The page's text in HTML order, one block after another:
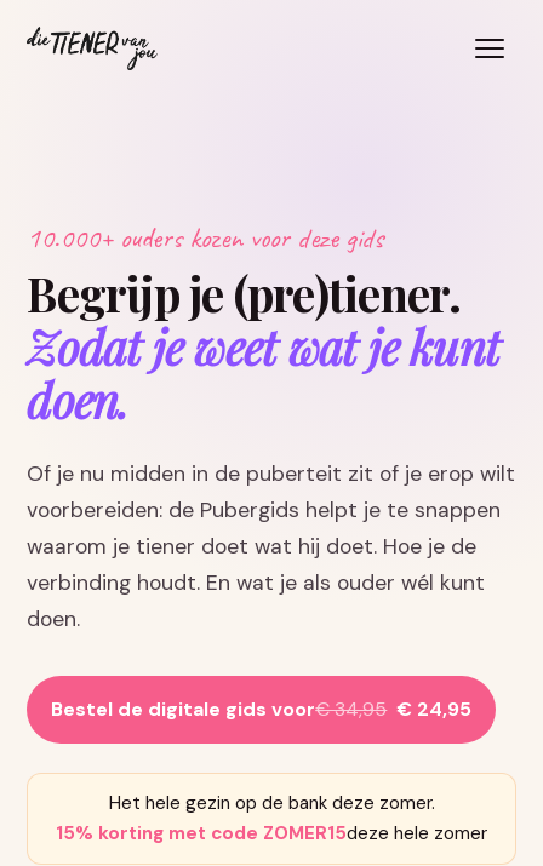
10.000+ ouders kozen voor deze gids
Begrijp je (pre)tiener.
Zodat je weet wat je kunt
doen.
Of je nu midden in de puberteit zit of je erop wilt
voorbereiden: de Pubergids helpt je te snappen
waarom je tiener doet wat hij doet. Hoe je de
verbinding houdt. En wat je als ouder wél kunt
doen.
Bestel de digitale gids voor€ 34,95€ 24,95
Het hele gezin op de bank deze zomer.
15% korting met code ZOMER15deze hele zomer